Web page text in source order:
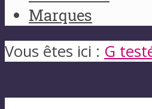
Marques
Vous êtes ici : G